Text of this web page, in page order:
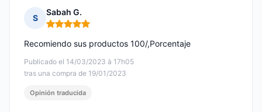
S
Sabah G.
Nota: 5 de 5
Publicado el 14/03/2023 à 17h05
tras una compra de 19/01/2023
Recomiendo sus productos 100/,Porcentaje
Opinión traducida